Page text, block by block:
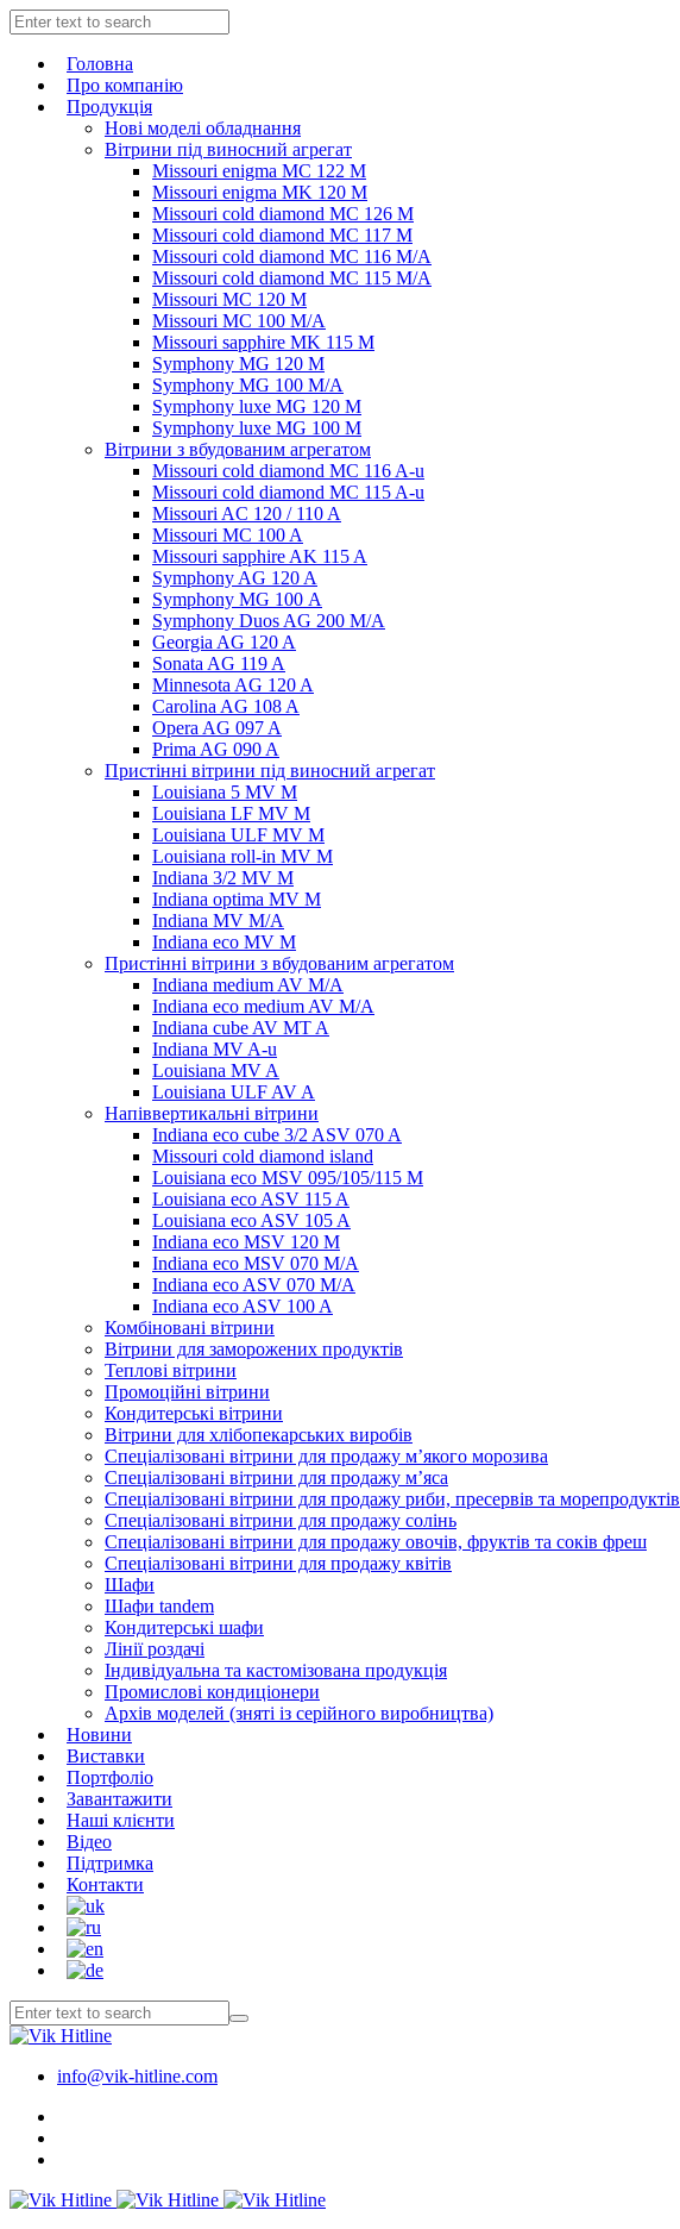
Головна
Про компанію
Продукція
Нові моделі обладнання
Вітрини під виносний агрегат
Missouri enigma MC 122 M
Missouri enigma MK 120 M
Missouri cold diamond MC 126 M
Missouri cold diamond MC 117 M
Missouri cold diamond MC 116 M/A
Missouri cold diamond MC 115 M/A
Missouri MC 120 M
Missouri MC 100 M/A
Missouri sapphire MK 115 M
Symphony MG 120 M
Symphony MG 100 M/А
Symphony luxe MG 120 M
Symphony luxe MG 100 M
Вітрини з вбудованим агрегатом
Missouri cold diamond MC 116 A-u
Missouri cold diamond MC 115 A-u
Missouri AC 120 / 110 A
Missouri MC 100 A
Missouri sapphire AK 115 A
Symphony AG 120 A
Symphony MG 100 А
Symphony Duos AG 200 M/A
Georgia AG 120 A
Sonata AG 119 A
Minnesota AG 120 A
Carolina AG 108 A
Opera AG 097 A
Prima AG 090 A
Пристінні вітрини під виносний агрегат
Louisiana 5 MV M
Louisiana LF MV M
Louisiana ULF MV M
Louisiana roll-in MV M
Indiana 3/2 MV M
Indiana optima MV M
Indiana MV M/A
Indiana eco MV M
Пристінні вітрини з вбудованим агрегатом
Indiana medium AV M/A
Indiana eco medium AV M/A
Indiana cube AV MT A
Indiana MV A-u
Louisiana MV A
Louisiana ULF AV A
Напіввертикальні вітрини
Indiana eco cube 3/2 ASV 070 A
Missouri cold diamond island
Louisiana eco MSV 095/105/115 M
Louisiana eco ASV 115 A
Louisiana eco ASV 105 A
Indiana eco MSV 120 M
Indiana eco MSV 070 M/A
Indiana eco ASV 070 M/A
Indiana eco ASV 100 A
Комбіновані вітрини
Вітрини для заморожених продуктів
Теплові вітрини
Промоційні вітрини
Кондитерські вітрини
Вітрини для хлібопекарських виробів
Спеціалізовані вітрини для продажу м’якого морозива
Спеціалізовані вітрини для продажу м’яса
Спеціалізовані вітрини для продажу риби, пресервів та морепродуктів
Спеціалізовані вітрини для продажу солінь
Спеціалізовані вітрини для продажу овочів, фруктів та соків фреш
Спеціалізовані вітрини для продажу квітів
Шафи
Шафи tandem
Кондитерські шафи
Лінії роздачі
Індивідуальна та кастомізована продукція
Промислові кондиціонери
Архів моделей (зняті із серійного виробництва)
Новини
Виставки
Портфоліо
Завантажити
Наші клієнти
Відео
Підтримка
Контакти
info@vik-hitline.com